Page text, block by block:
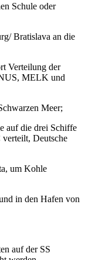
Schule oder
Bratislava an die
Verteilung der
MELK und
Meer;
auf die drei Schiffe
Deutsche
um Kohle
in den Hafen von
auf der SS